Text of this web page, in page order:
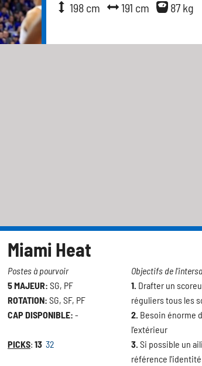
198 cm
191 cm
87 kg
Miami Heat
Postes à pourvoir
5 MAJEUR: SG, PF
ROTATION: SG, SF, PF
CAP DISPONIBLE: -
PICKS: 13 32
Objectifs de
1. Drafter un
réguliers tous les
2. Besoin énorme
l’extérieur
3.Si possible un
référence l'identité